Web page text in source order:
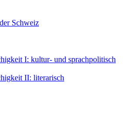
Schweiz
I: kultur- und sprachpolitisch
II: literarisch